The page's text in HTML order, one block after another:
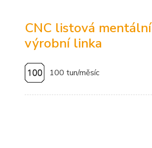
CNC listová mentální
výrobní linka
100 tun/měsíc